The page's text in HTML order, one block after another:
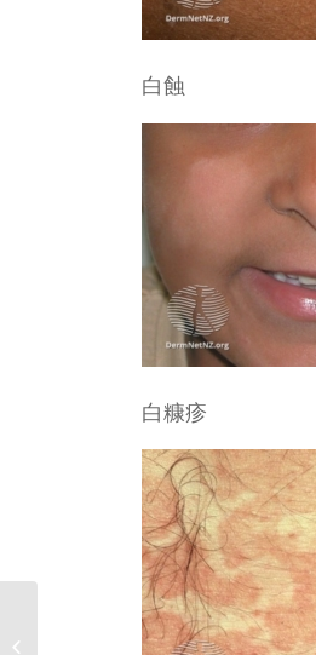
白蝕
白糠疹
【誤服類固醇會有酒渣